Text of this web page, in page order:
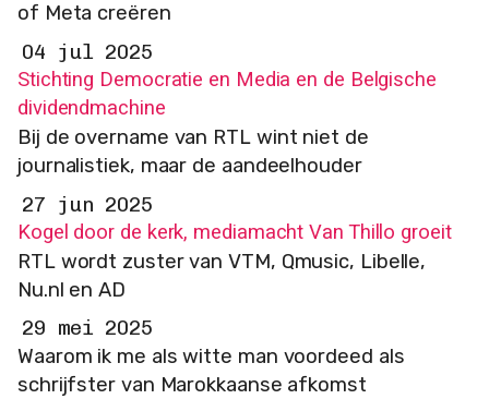
of Meta creëren
04 jul 2025
Stichting Democratie en Media en de Belgische
dividendmachine
Bij de overname van RTL wint niet de
journalistiek, maar de aandeelhouder
27 jun 2025
Kogel door de kerk, mediamacht Van Thillo groeit
RTL wordt zuster van VTM, Qmusic, Libelle,
Nu.nl en AD
29 mei 2025
Waarom ik me als witte man voordeed als
schrijfster van Marokkaanse afkomst